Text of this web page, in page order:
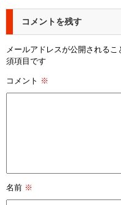
コメントを残す
メールアドレスが公開されるこ
須項目です
コメント ※
名前 ※